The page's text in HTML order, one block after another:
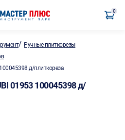
0
/ Ручные плиткорезы
д/плиткореза
01953 100045398 д/